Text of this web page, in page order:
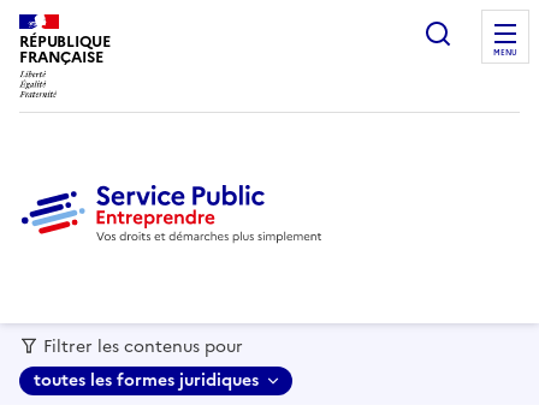
RÉPUBLIQUE
FRANÇAISE MENU
Filtrer les contenus pour
toutes les formes juridiques